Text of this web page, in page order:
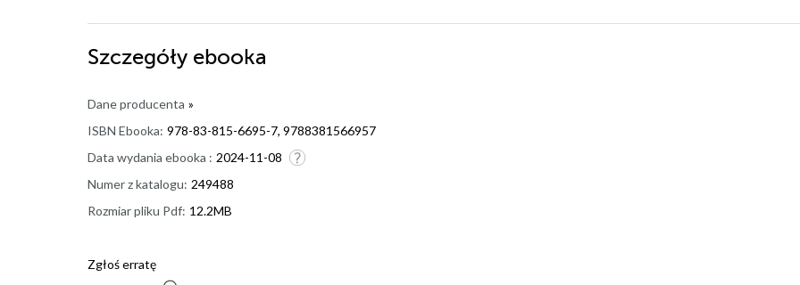
Szczegóły ebooka
Dane producenta »
ISBN Ebooka: 978-83-815-6695-7, 9788381566957
Data wydania ebooka : 2024-11-08
Numer z katalogu: 249488
Rozmiar pliku Pdf: 12.2MB
Zgłoś erratę